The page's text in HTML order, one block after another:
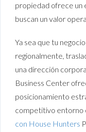
propiedad ofrece un
buscan un valor
Ya sea que tu
regionalmente,
una dirección
Business Center
posicionamiento
competitivo entorno
con House Hunters